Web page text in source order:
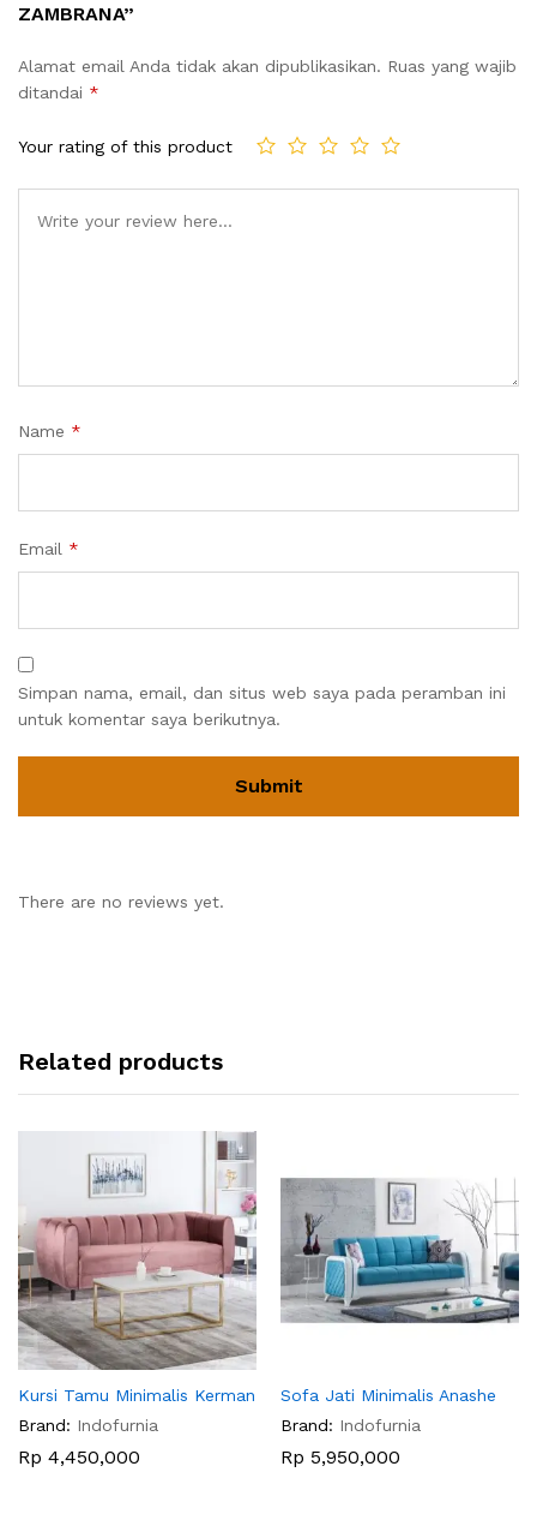
ZAMBRANA”
Alamat email Anda tidak akan dipublikasikan. Ruas yang wajib
ditandai *
Your rating of this product
Name *
Email *
Simpan nama, email, dan situs web saya pada peramban ini
untuk komentar saya berikutnya.
There are no reviews yet.
Related products
Kursi Tamu Minimalis Kerman
Brand: Indofurnia
Rp 4,450,000
Sofa Jati Minimalis Anashe
Brand: Indofurnia
Rp 5,950,000